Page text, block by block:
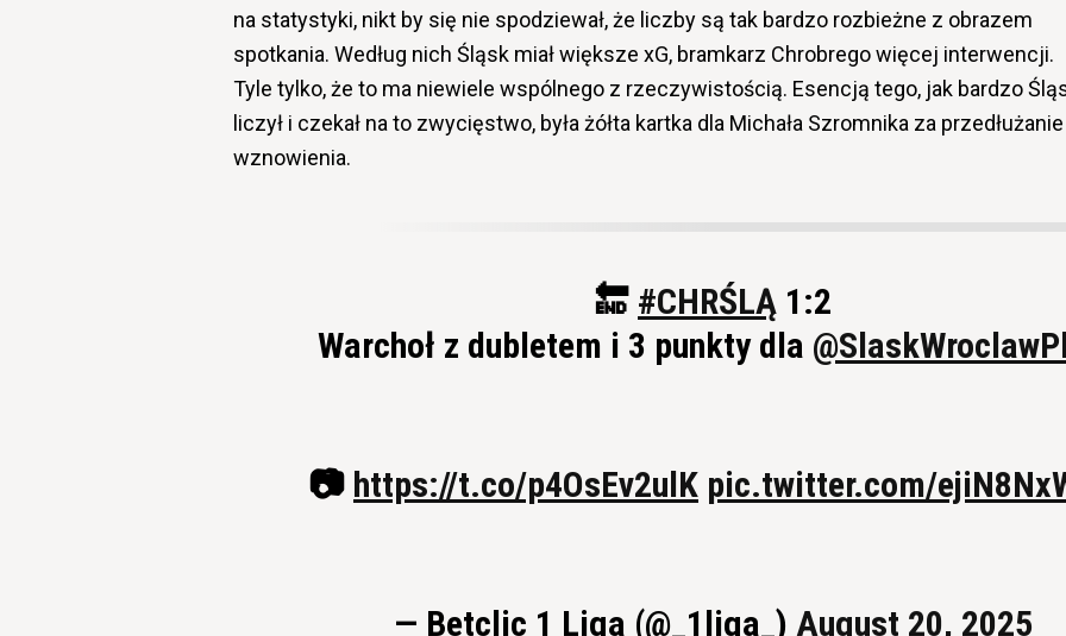
na statystyki, nikt by się nie spodziewał, że liczby są tak bardzo rozbieżne z obrazem
spotkania. Według nich Śląsk miał większe xG, bramkarz Chrobrego więcej interwencji.
Tyle tylko, że to ma niewiele wspólnego z rzeczywistością. Esencją tego, jak bardzo
liczył i czekał na to zwycięstwo, była żółta kartka dla Michała Szromnika za przedłużanie
wznowienia.
🔚 #CHRŚLĄ 1:2
Warchoł z dubletem i 3 punkty dla
📷 https://t.co/p4OsEv2ulK pic.twitter.com/
— Betclic 1 Liga (@_1liga_) August 20, 2025